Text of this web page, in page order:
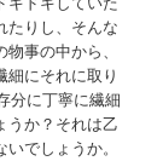
たりし、そんな
事の中から、
細にそれに取り
分に丁寧に繊細
うか？それは乙
でしょうか。